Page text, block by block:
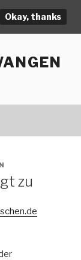
zu
Okay, thanks